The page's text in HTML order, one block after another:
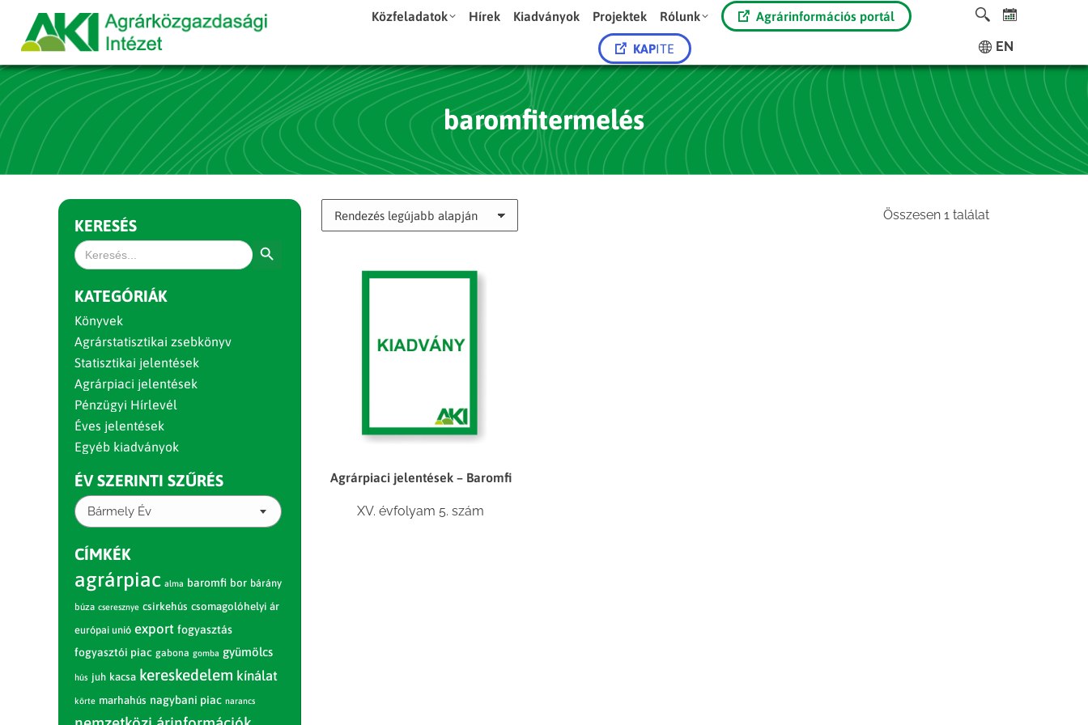
Közfeladatok Hírek Kiadványok Projektek Rólunk Agrárinformációs portál
KAPITE EN
baromfitermelés
Összesen 1 találat
Agrárpiaci jelentések – Baromfi
XV. évfolyam 5. szám
KERESÉS
Search
for:
KATEGÓRIÁK
Könyvek
Agrárstatisztikai zsebkönyv
Statisztikai jelentések
Agrárpiaci jelentések
Pénzügyi Hírlevél
Éves jelentések
Egyéb kiadványok
ÉV SZERINTI SZŰRÉS
Bármely Év
CÍMKÉK
agrárpiac alma baromfi bor bárány
búza cseresznye csirkehús csomagolóhelyi ár
európai unió export fogyasztás
fogyasztói piac gabona gomba gyümölcs
hús juh kacsa kereskedelem kínálat
körte marhahús nagybani piac narancs